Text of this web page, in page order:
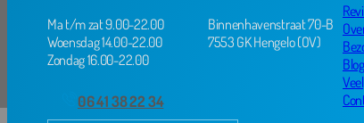
Ma t/m zat 9.00-22.00
Woensdag 14.00-22.00
Zondag 16.00-22.00
06 41 38 22 34
Binnenhavenstraat 70-B
7553 GK Hengelo (OV)
Blog